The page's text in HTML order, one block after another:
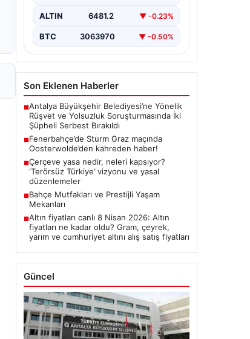
ALTIN 6481.2 ▼ -0.23%
BTC 3063970 ▼ -0.50%
Son Eklenen Haberler
■Antalya Büyükşehir Belediyesi’ne Yönelik
Rüşvet ve Yolsuzluk Soruşturmasında İki
Şüpheli Serbest Bırakıldı
■Fenerbahçe’de Sturm Graz maçında
Oosterwolde’den kahreden haber!
■Çerçeve yasa nedir, neleri kapsıyor?
‘Terörsüz Türkiye’ vizyonu ve yasal
düzenlemeler
■Bahçe Mutfakları ve Prestijli Yaşam
Mekanları
■Altın fiyatları canlı 8 Nisan 2026: Altın
fiyatları ne kadar oldu? Gram, çeyrek,
yarım ve cumhuriyet altını alış satış fiyatları
Güncel